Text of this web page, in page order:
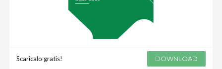
Scaricalo gratis! DOWNLOAD